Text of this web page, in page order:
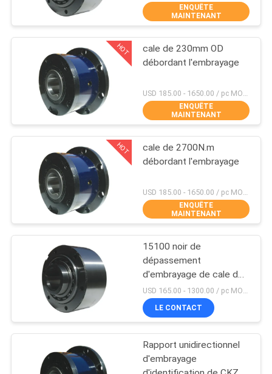
SUJET
DE
NOUS
VISITE
D'USINE
CONTRÔLE
QUALITÉ
CONTACTEZ-
NOUS
NOUVELLES
CAS
Dépassement de
l'incidence
d'embrayage
19
Cale débordant
l'embrayage
35
un embrayage de
rouleau de manière
18
ENQUÊTE
MAINTENANT
HOT
cale de 230mm OD
débordant l'embrayage
ENQUÊTE
MAINTENANT
HOT
cale de 2700N.m
débordant l'embrayage
ENQUÊTE
MAINTENANT
15100 noir de
dépassement
d'embrayage de cale de
N.M Outer Diameter
310mm
USD 165.00 - 1300.00 / pc MOQ:1 PC
LE CONTACT
Rapport unidirectionnel
d'embrayage